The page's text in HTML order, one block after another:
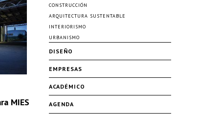
MIES
CONSTRUCCIÓN
ARQUITECTURA SUSTENTABLE
INTERIORISMO
URBANISMO
DISEÑO
EMPRESAS
ACADÉMICO
AGENDA